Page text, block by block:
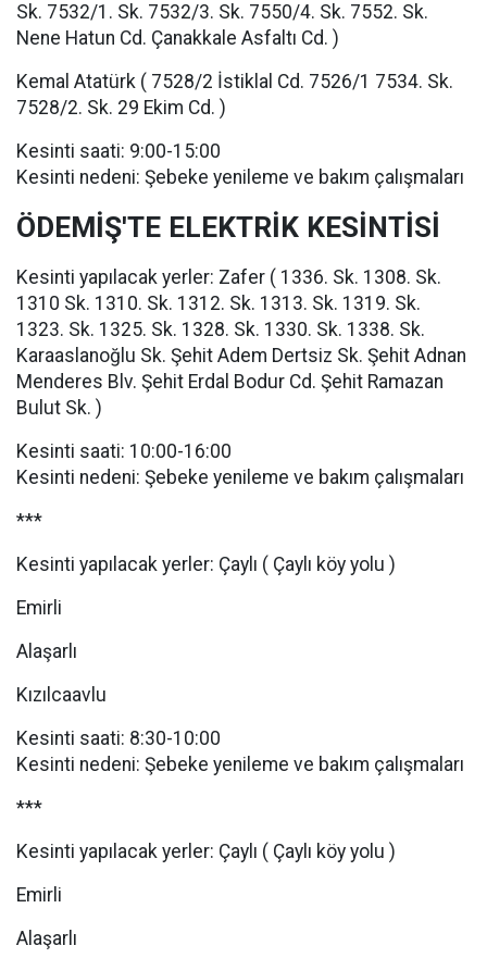
Sk. 7532/1. Sk. 7532/3. Sk. 7550/4. Sk. 7552. Sk.
Nene Hatun Cd. Çanakkale Asfaltı Cd. )
Kemal Atatürk ( 7528/2 İstiklal Cd. 7526/1 7534. Sk.
7528/2. Sk. 29 Ekim Cd. )
Kesinti saati: 9:00-15:00
Kesinti nedeni: Şebeke yenileme ve bakım çalışmaları
ÖDEMİŞ'TE ELEKTRİK KESİNTİSİ
Kesinti yapılacak yerler: Zafer ( 1336. Sk. 1308. Sk.
1310 Sk. 1310. Sk. 1312. Sk. 1313. Sk. 1319. Sk.
1323. Sk. 1325. Sk. 1328. Sk. 1330. Sk. 1338. Sk.
Karaaslanoğlu Sk. Şehit Adem Dertsiz Sk. Şehit Adnan
Menderes Blv. Şehit Erdal Bodur Cd. Şehit Ramazan
Bulut Sk. )
Kesinti saati: 10:00-16:00
Kesinti nedeni: Şebeke yenileme ve bakım çalışmaları
***
Kesinti yapılacak yerler: Çaylı ( Çaylı köy yolu )
Emirli
Alaşarlı
Kızılcaavlu
Kesinti saati: 8:30-10:00
Kesinti nedeni: Şebeke yenileme ve bakım çalışmaları
***
Kesinti yapılacak yerler: Çaylı ( Çaylı köy yolu )
Emirli
Alaşarlı